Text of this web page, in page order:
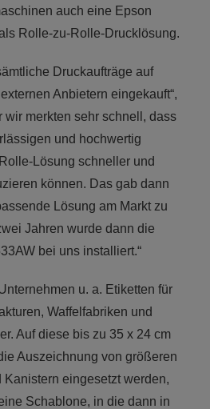
auch eine Epson
Rolle-zu-Rolle-Drucklösung.
Druckaufträge auf
Anbietern eingekauft“,
wir merkten sehr schnell, dass
und hochwertig
Lösung schneller und
können. Das gab dann
Lösung am Markt zu
Jahren wurde dann die
bei uns installiert.“
u. a. Etiketten für
Waffelfabriken und
Auf diese bis zu 35 x 24 cm
Auszeichnung von größeren
eingesetzt werden,
Schablone, in die dann in